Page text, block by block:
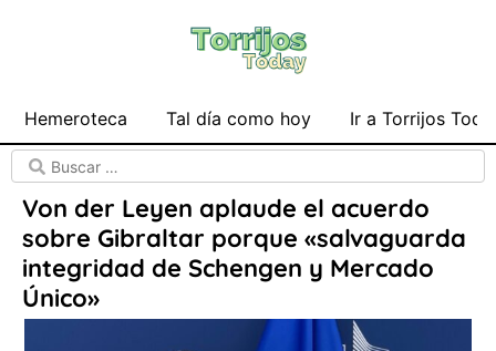
Hemeroteca Tal día como hoy Ir a Torrijos
Von der Leyen aplaude el acuerdo
sobre Gibraltar porque «salvaguarda
integridad de Schengen y Mercado
Único»